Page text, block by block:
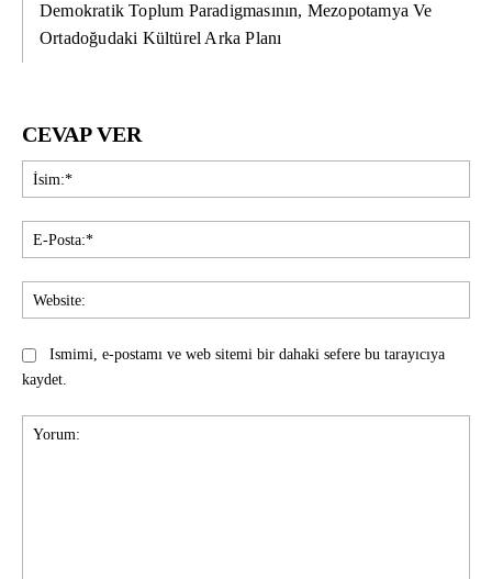
Demokratik Toplum Paradigmasının, Mezopotamya Ve
Ortadoğudaki Kültürel Arka Planı
CEVAP VER
Ismimi, e-postamı ve web sitemi bir dahaki sefere bu tarayıcıya
kaydet.